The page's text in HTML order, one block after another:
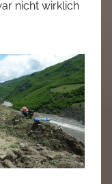
nicht wirklich